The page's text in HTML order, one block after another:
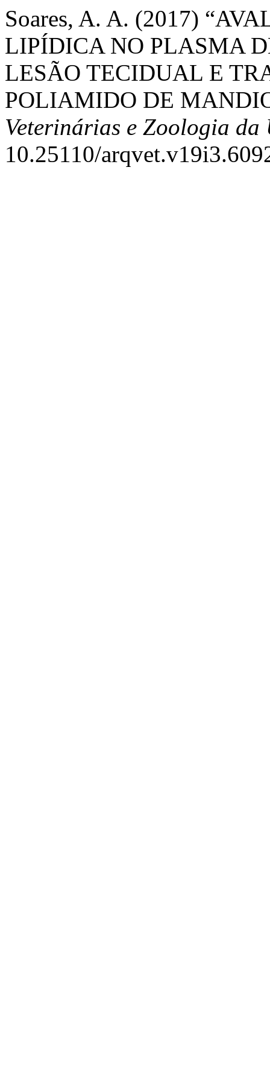
Soares, A. A. (2017)
LIPÍDICA NO PLASMA
LESÃO TECIDUAL E
POLIAMIDO DE
Veterinárias e Zoologia da
10.25110/